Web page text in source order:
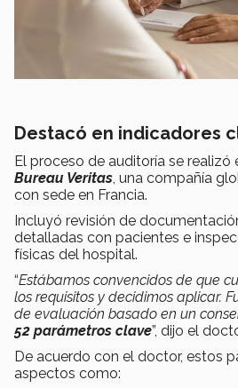
Destacó en indicadores
El proceso de auditoría se realizó
Bureau Veritas , una compañía
con sede en Francia.
Incluyó revisión de
detalladas con pacientes e
físicas del hospital.
“Estábamos convencidos de que
los requisitos y decidimos aplicar.
de evaluación basado en un
52 parámetros clave”, dijo el
De acuerdo con el doctor, estos
aspectos como: